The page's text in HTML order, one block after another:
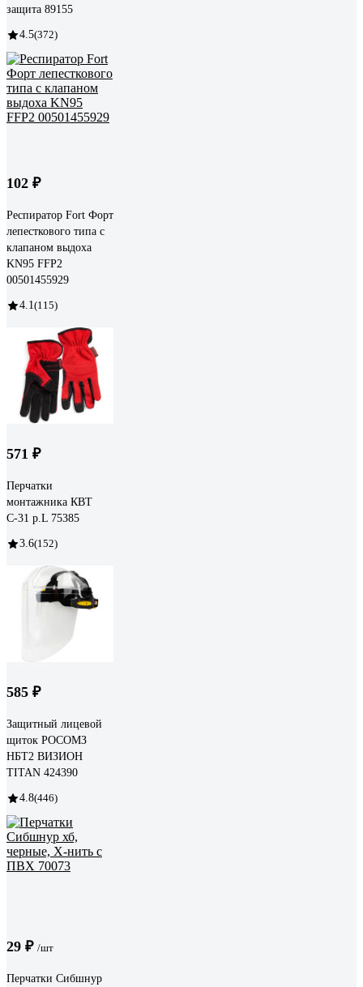
защита 89155
4.5(372)
102 ₽
Респиратор Fort Форт
лепесткового типа с
клапаном выдоха
KN95 FFP2
00501455929
4.1 (115)
571 ₽
Перчатки
монтажника КВТ
С-31 р.L 75385
3.6(152)
585 ₽
Защитный лицевой
щиток РОСОМЗ
НБТ2 ВИЗИОН
TITAN 424390
4.8(446)
29 ₽ /шт
Перчатки Сибшнур